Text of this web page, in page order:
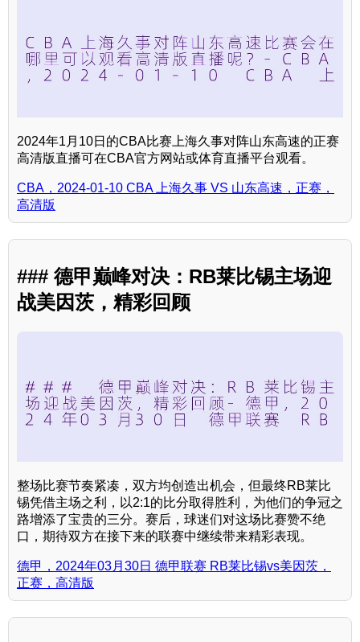
2024年1月10日的CBA比赛上海久事对阵山东高速的正赛
高清版直播可在CBA官方网站或体育直播平台观看。
CBA，2024-01-10 CBA 上海久事 VS 山东高速，正赛，
高清版
### 德甲巅峰对决：RB莱比锡主场迎
战美因茨，精彩回顾
整场比赛节奏紧凑，双方均创造出机会，但最终RB莱比
锡凭借主场之利，以2:1的比分取得胜利，为他们的争冠之
路增添了宝贵的三分。赛后，球迷们对这场比赛赞不绝
口，期待双方在接下来的联赛中继续带来精彩表现。
德甲，2024年03月30日 德甲联赛 RB莱比锡vs美因茨，
正赛，高清版